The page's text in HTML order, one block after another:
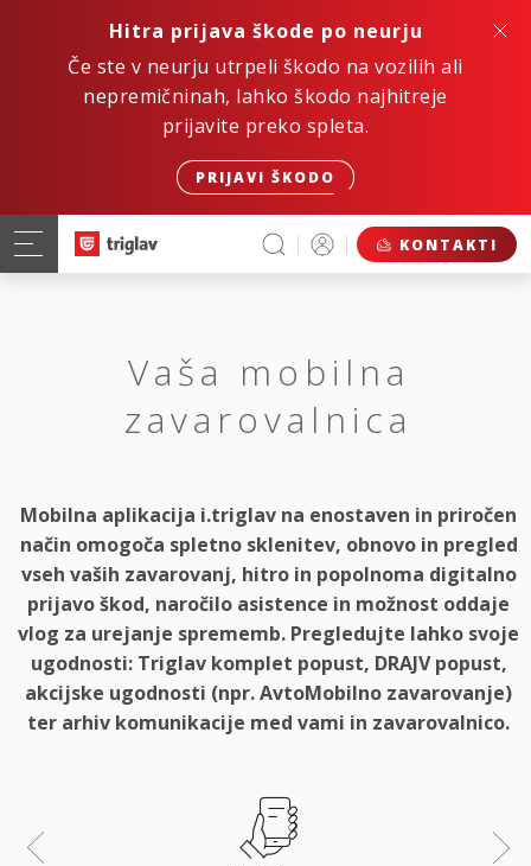
Hitra prijava škode po neurju
Če ste v neurju utrpeli škodo na vozilih ali
nepremičninah, lahko škodo najhitreje
prijavite preko spleta.
PRIJAVI ŠKODO
KONTAKTI
Vaša mobilna
zavarovalnica
Mobilna aplikacija i.triglav na enostaven in priročen
način omogoča spletno sklenitev, obnovo in pregled
vseh vaših zavarovanj, hitro in popolnoma digitalno
prijavo škod, naročilo asistence in možnost oddaje
vlog za urejanje sprememb. Pregledujte lahko svoje
ugodnosti: Triglav komplet popust, DRAJV popust,
akcijske ugodnosti (npr. AvtoMobilno zavarovanje)
ter arhiv komunikacije med vami in zavarovalnico.